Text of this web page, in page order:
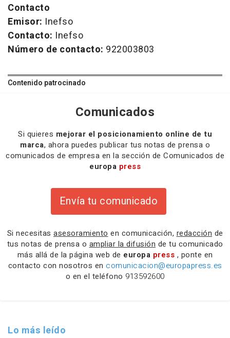
Contacto
Emisor: Inefso
Contacto: Inefso
Número de contacto: 922003803
Contenido patrocinado
Comunicados
Si quieres mejorar el posicionamiento online de tu
marca, ahora puedes publicar tus notas de prensa o
comunicados de empresa en la sección de Comunicados de
europa press
Envía tu comunicado
Si necesitas asesoramiento en comunicación, redacción de
tus notas de prensa o ampliar la difusión de tu comunicado
más allá de la página web de europa press , ponte en
contacto con nosotros en comunicacion@europapress.es
o en el teléfono 913592600
Lo más leído